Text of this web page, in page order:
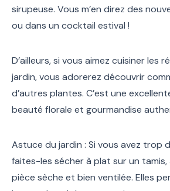
sirupeuse. Vous m’en direz des
ou dans un cocktail estival !
D’ailleurs, si vous aimez cuisiner les
jardin, vous adorerez découvrir
d’autres plantes. C’est une
beauté florale et gourmandise
Astuce du jardin : Si vous avez trop
faites-les sécher à plat sur un tamis,
pièce sèche et bien ventilée. Elles